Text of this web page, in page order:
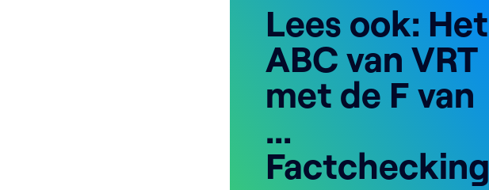
Lees ook: Het
ABC van VRT
met de F van
...
Factchecking